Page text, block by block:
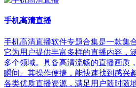
手机高清直播
手机高清直播软件专题合集是一款集
它为用户提供丰富多样的直播内容，
多个领域。具备高清流畅的直播画质
瞬间。其操作便捷，能快速找到感兴
各类优质直播资源，满足用户随时随